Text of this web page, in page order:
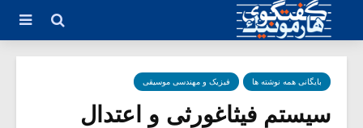
بایگانی همه نوشته ها فیزیک و مهندسی موسیقی
سیستم فیثاغورثی و اعتدال